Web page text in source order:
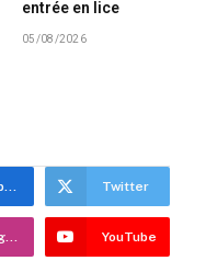
entrée en lice
05/08/2026
Twitter
YouTube